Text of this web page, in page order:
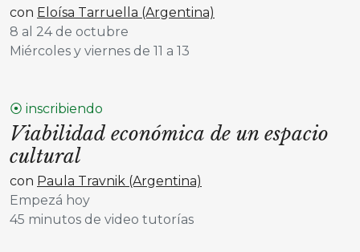
con Eloísa Tarruella (Argentina)
8 al 24 de octubre
Miércoles y viernes de 11 a 13
⦿ inscribiendo
Viabilidad económica de un espacio
cultural
con Paula Travnik (Argentina)
Empezá hoy
45 minutos de video tutorías